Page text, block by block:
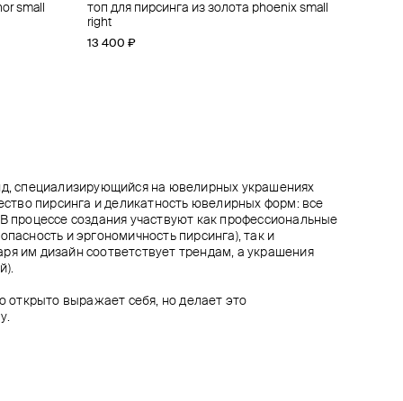
small
топ для пирсинга из золота phoenix small
right
13 400 ₽
кликер из золота 1-chain clicker ring yunona
50 000 ₽
топ для пирсинга из золота royal lily
66 100 ₽
большой топ для пирсинга threeleaf из
золота с бриллиантами
25 800 ₽
специализирующийся на ювелирных украшениях
пирсинга и деликатность ювелирных форм: все
процессе создания участвуют как профессиональные
и эргономичность пирсинга), так и
им дизайн соответствует трендам, а украшения
открыто выражает себя, но делает это